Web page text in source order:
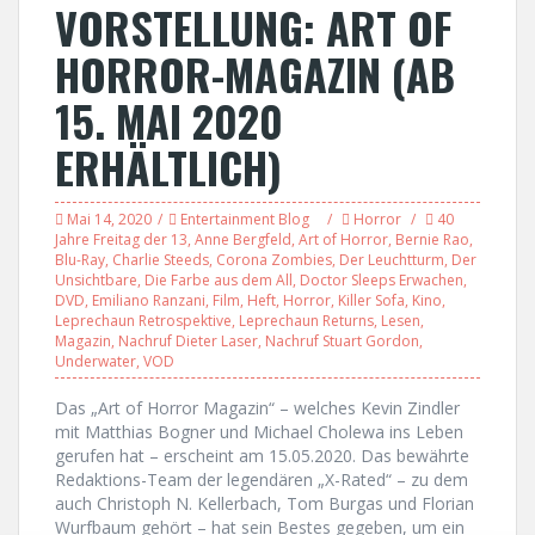
VORSTELLUNG: ART OF
HORROR-MAGAZIN (AB
15. MAI 2020
ERHÄLTLICH)
Mai 14, 2020 Entertainment Blog Horror
40
Jahre Freitag der 13, Anne Bergfeld, Art of Horror, Bernie Rao,
Blu-Ray, Charlie Steeds, Corona Zombies, Der Leuchtturm, Der
Unsichtbare, Die Farbe aus dem All, Doctor Sleeps Erwachen,
DVD, Emiliano Ranzani, Film, Heft, Horror, Killer Sofa, Kino,
Leprechaun Retrospektive, Leprechaun Returns, Lesen,
Magazin, Nachruf Dieter Laser, Nachruf Stuart Gordon,
Underwater, VOD
Das „Art of Horror Magazin“ – welches Kevin Zindler
mit Matthias Bogner und Michael Cholewa ins Leben
gerufen hat – erscheint am 15.05.2020. Das bewährte
Redaktions-Team der legendären „X-Rated“ – zu dem
auch Christoph N. Kellerbach, Tom Burgas und Florian
Wurfbaum gehört – hat sein Bestes gegeben, um ein